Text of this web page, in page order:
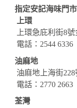
指定安記海味門市
上環
上環急庇利街8號
電話： 2544 6336
油麻地
油麻地上海街228
電話： 2770 2663
荃灣